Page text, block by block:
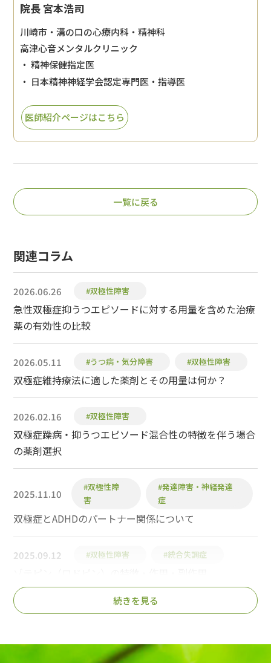
院長 宮本浩司
川崎市・溝の口の心療内科・精神科
高津心音メンタルクリニック
・ 精神保健指定医
・ 日本精神神経学会認定専門医・指導医
医師紹介ページはこちら
一覧に戻る
関連コラム
2026.06.26 #双極性障害
急性双極症抑うつエピソードに対する用量を含めた治療
薬の有効性の比較
2026.05.11 #うつ病・気分障害 #双極性障害
双極症維持療法に適した薬剤とその用量は何か？
2026.02.16 #双極性障害
双極症躁病・抑うつエピソード混合性の特徴を伴う場合
の薬剤選択
2025.11.10
#双極性障
害
#発達障害・神経発達
症
双極症とADHDのパートナー関係について
2025.09.12 #双極性障害 #統合失調症
2025.05.12 #双極性障害
続きを見る